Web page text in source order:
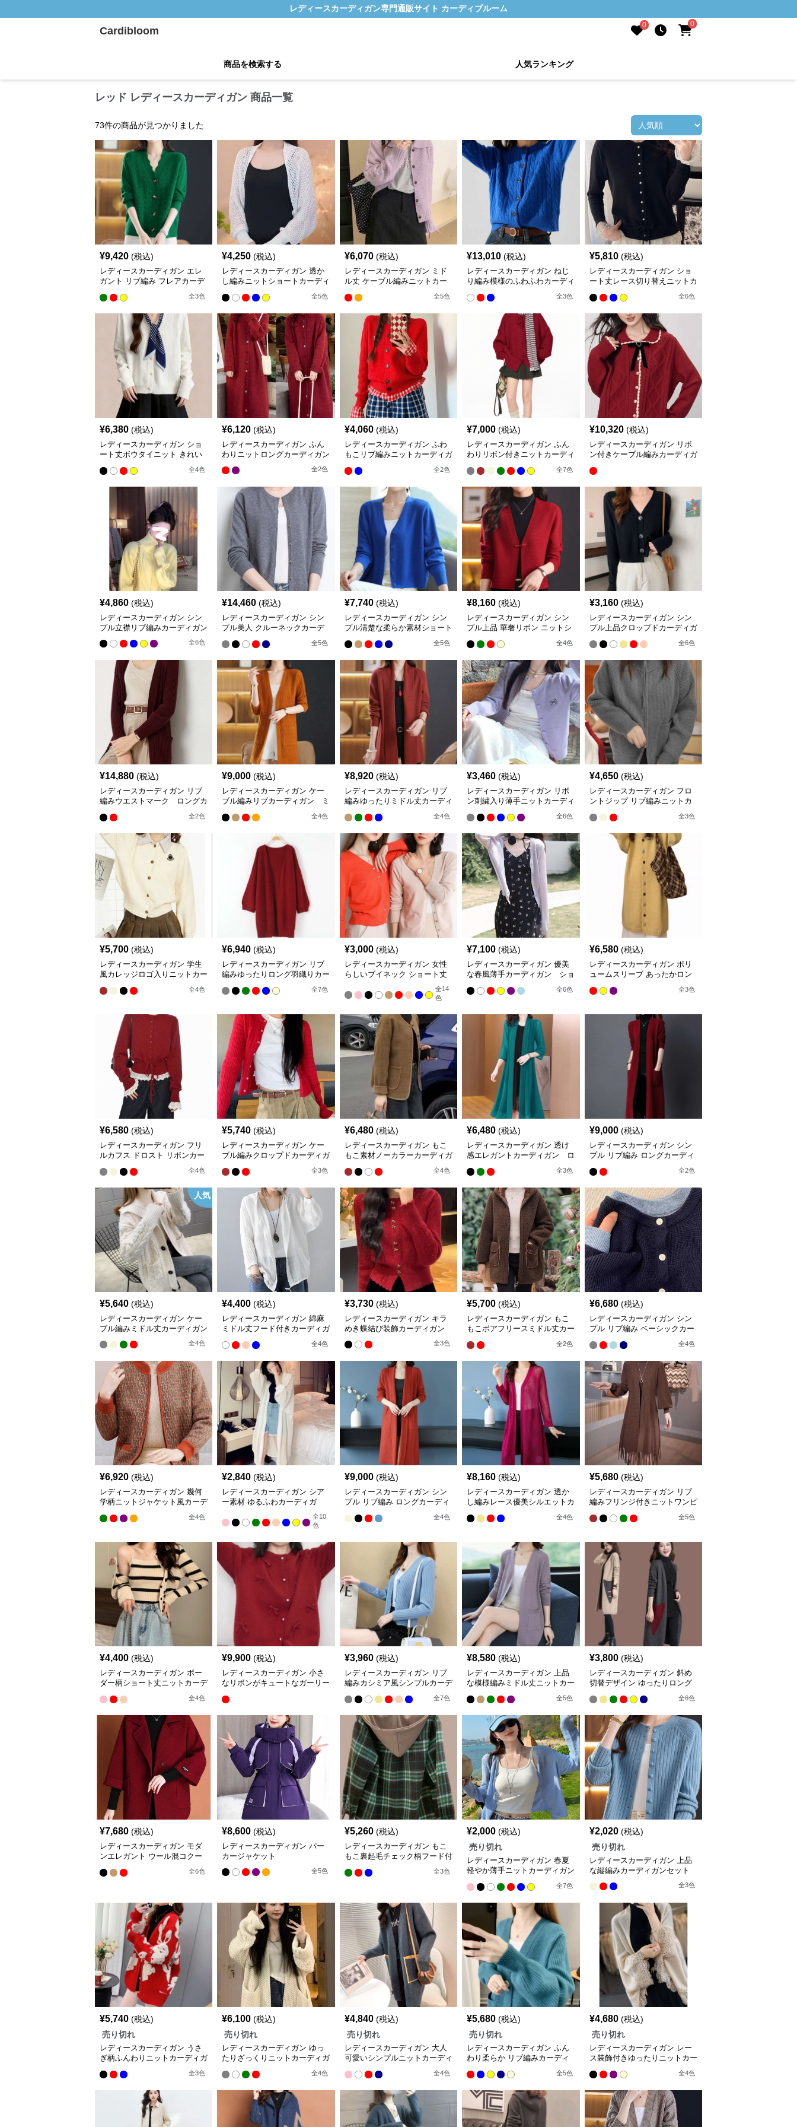
レディースカーディガン専門通販サイト カーディブルーム
Cardibloom 0 0
商品を検索する 人気ランキング
レッド レディースカーディガン 商品一覧
73件の商品が見つかりました
¥9,420 (税込)
レディースカーディガン エレ
ガント リブ編み フレアカーデ
ィガン ミドル丈カーディガン
全3色
¥4,250 (税込)
レディースカーディガン 透か
し編みニットショートカーディ
全5色
¥6,070 (税込)
レディースカーディガン ミド
ル丈 ケーブル編みニットカー
全5色
¥13,010 (税込)
レディースカーディガン ねじ
り編み模様のふわふわカーディ
全3色
¥5,810 (税込)
レディースカーディガン ショ
ート丈レース切り替えニットカ
全6色
¥6,380 (税込)
レディースカーディガン ショ
ート丈ボウタイニット きれい
全4色
¥6,120 (税込)
レディースカーディガン ふん
わりニットロングカーディガン
全2色
¥4,060 (税込)
レディースカーディガン ふわ
もこリブ編みニットカーディガ
ン ミドル丈カーディガン
全2色
¥7,000 (税込)
レディースカーディガン ふん
わりリボン付きニットカーディ
ガン ミドル丈カーディガン
全7色
¥10,320 (税込)
レディースカーディガン リボ
ン付きケーブル編みカーディガ
¥4,860 (税込)
レディースカーディガン シン
プル立襟リブ編みカーディガン
全6色
¥14,460 (税込)
レディースカーディガン シン
プル美人 クルーネックカーデ
全5色
¥7,740 (税込)
レディースカーディガン シン
プル清楚な柔らか素材ショート
全5色
¥8,160 (税込)
レディースカーディガン シン
プル上品 華奢リボン ニットシ
全4色
¥3,160 (税込)
レディースカーディガン シン
プル上品クロップドカーディガ
全6色
¥14,880 (税込)
レディースカーディガン リブ
編みウエストマーク ロングカ
全2色
¥9,000 (税込)
レディースカーディガン ケー
ブル編みリブカーディガン ミ
全4色
¥8,920 (税込)
レディースカーディガン リブ
編みゆったりミドル丈カーディ
全4色
¥3,460 (税込)
レディースカーディガン リボ
ン刺繍入り薄手ニットカーディ
全6色
¥4,650 (税込)
レディースカーディガン フロ
ントジップ リブ編みニットカ
ーディガン ミドル丈カーディ
ガン
全3色
¥5,700 (税込)
レディースカーディガン 学生
風カレッジロゴ入りニットカー
全4色
¥6,940 (税込)
レディースカーディガン リブ
編みゆったりロング羽織りカー
全7色
¥3,000 (税込)
レディースカーディガン 女性
らしいブイネック ショート丈
カーディガン 羽織 冷房対策 多
色展開
全14
色
¥7,100 (税込)
レディースカーディガン 優美
な春風薄手カーディガン ショ
全6色
¥6,580 (税込)
レディースカーディガン ボリ
ュームスリーブ あったかロン
全3色
¥6,580 (税込)
レディースカーディガン フリ
ルカフス ドロスト リボンカー
ディガン ミドル丈カーディガ
ン
全4色
¥5,740 (税込)
レディースカーディガン ケー
ブル編みクロップドカーディガ
全3色
¥6,480 (税込)
レディースカーディガン もこ
もこ素材ノーカラーカーディガ
全4色
¥6,480 (税込)
レディースカーディガン 透け
感エレガントカーディガン ロ
全3色
¥9,000 (税込)
レディースカーディガン シン
プル リブ編み ロングカーディ
全2色
人気
¥5,640 (税込)
レディースカーディガン ケー
ブル編みミドル丈カーディガン
全4色
¥4,400 (税込)
レディースカーディガン 綿麻
ミドル丈フード付きカーディガ
全4色
¥3,730 (税込)
レディースカーディガン キラ
めき蝶結び装飾カーディガン
全3色
¥5,700 (税込)
レディースカーディガン もこ
もこボアフリースミドル丈カー
全2色
¥6,680 (税込)
レディースカーディガン シン
プル リブ編み ベーシックカー
全4色
¥6,920 (税込)
レディースカーディガン 幾何
学柄ニットジャケット風カーデ
全4色
¥2,840 (税込)
レディースカーディガン シア
ー素材 ゆるふわカーディガ
全10
色
¥9,000 (税込)
レディースカーディガン シン
プル リブ編み ロングカーディ
全4色
¥8,160 (税込)
レディースカーディガン 透か
し編みレース優美シルエットカ
ーディガン ロング丈カーディ
ガン
全4色
¥5,680 (税込)
レディースカーディガン リブ
編みフリンジ付きニットワンピ
全5色
¥4,400 (税込)
レディースカーディガン ボー
ダー柄ショート丈ニットカーデ
ィガン キャミソール二点セッ
ト
全4色
¥9,900 (税込)
レディースカーディガン 小さ
なリボンがキュートなガーリー
¥3,960 (税込)
レディースカーディガン リブ
編みカシミア風シンプルカーデ
全7色
¥8,580 (税込)
レディースカーディガン 上品
な模様編みミドル丈ニットカー
全5色
¥3,800 (税込)
レディースカーディガン 斜め
切替デザイン ゆったりロング
全6色
¥7,680 (税込)
レディースカーディガン モダ
ンエレガント ウール混コクー
全6色
¥8,600 (税込)
レディースカーディガン パー
カージャケット
全5色
¥5,260 (税込)
レディースカーディガン もこ
もこ裏起毛チェック柄フード付
全3色
¥2,000 (税込)
売り切れ
レディースカーディガン 春夏
軽やか薄手ニットカーディガン
全7色
¥2,020 (税込)
売り切れ
レディースカーディガン 上品
な縦編みカーディガンセット
全3色
¥5,740 (税込)
売り切れ
レディースカーディガン うさ
ぎ柄ふんわりニットカーディガ
全3色
¥6,100 (税込)
売り切れ
レディースカーディガン ゆっ
たりざっくりニットカーディガ
全4色
¥4,840 (税込)
売り切れ
レディースカーディガン 大人
可愛いシンプルニットカーディ
全4色
¥5,680 (税込)
売り切れ
レディースカーディガン ふん
わり柔らか リブ編みカーディ
全5色
¥4,680 (税込)
売り切れ
レディースカーディガン レー
ス装飾付きゆったりニットカー
全4色